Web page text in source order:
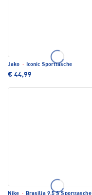
Jako · Iconic Sporttasche
€ 44,99
Nike · Brasilia 9.5 S Sporttasche